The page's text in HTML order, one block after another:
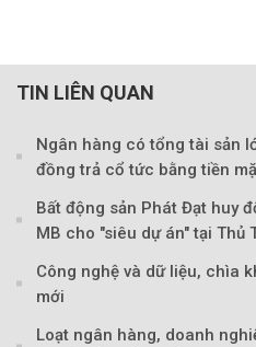
TIN LIÊN QUAN
Ngân hàng có tổng tài sản
đồng trả cổ tức bằng tiền
Bất động sản Phát Đạt huy
MB cho "siêu dự án" tại Thủ
Công nghệ và dữ liệu, chìa
mới
Loạt ngân hàng, doanh